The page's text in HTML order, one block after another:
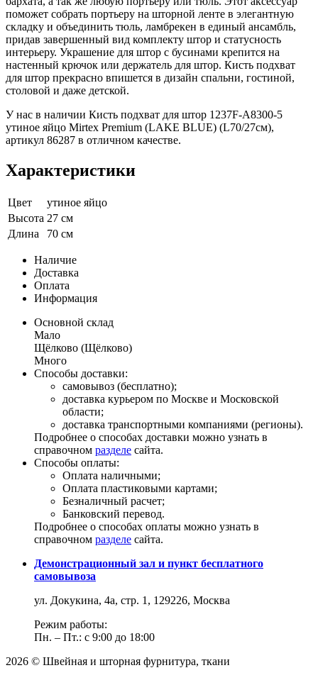
поможет собрать портьеру на шторной ленте в элегантную
складку и объединить тюль, ламбрекен в единый ансамбль,
придав завершенный вид комплекту штор и статусность
интерьеру. Украшение для штор с бусинами крепится на
настенный крючок или держатель для штор. Кисть подхват
для штор прекрасно впишется в дизайн спальни, гостиной,
столовой и даже детской.
У нас в наличии Кисть подхват для штор 1237F-A8300-5
утиное яйцо Mirtex Premium (LAKE BLUE) (L70/27см),
артикул 86287 в отличном качестве.
Характеристики
Цвет
утиное яйцо
Высота 27 см
Длина
70 см
Наличие
Доставка
Оплата
Информация
Основной склад
Мало
Щёлково (Щёлково)
Много
Способы доставки:
самовывоз (бесплатно);
доставка курьером по Москве и Московской
области;
доставка транспортными компаниями (регионы).
Подробнее о способах доставки можно узнать в
справочном разделе сайта.
Способы оплаты:
Оплата наличными;
Оплата пластиковыми картами;
Безналичный расчет;
Банковский перевод.
Подробнее о способах оплаты можно узнать в
справочном разделе сайта.
Демонстрационный зал и пункт бесплатного
самовывоза
ул. Докукина, 4а, стр. 1, 129226, Москва
Режим работы:
Пн. – Пт.: с 9:00 до 18:00
2026 © Швейная и шторная фурнитура, ткани